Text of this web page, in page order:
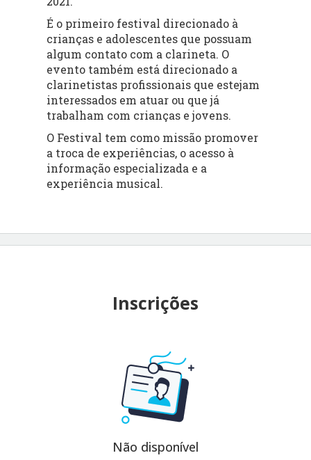
É o primeiro festival direcionado à
crianças e adolescentes que possuam
algum contato com a clarineta. O
evento também está direcionado a
clarinetistas profissionais que estejam
interessados em atuar ou que já
trabalham com crianças e jovens.
O Festival tem como missão promover
a troca de experiências, o acesso à
informação especializada e a
experiência musical.
Inscrições
Não disponível